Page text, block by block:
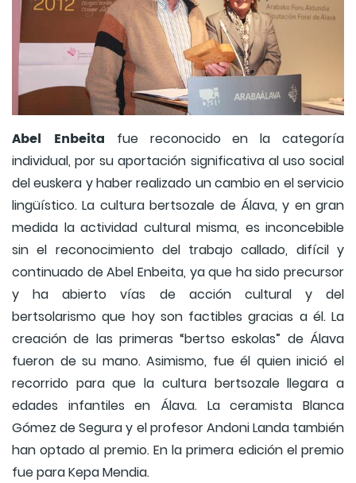
Abel Enbeita fue reconocido en la categoría
individual, por su aportación significativa al uso social
del euskera y haber realizado un cambio en el servicio
lingüístico. La cultura bertsozale de Álava, y en gran
medida la actividad cultural misma, es inconcebible
sin el reconocimiento del trabajo callado, difícil y
continuado de Abel Enbeita, ya que ha sido precursor
y ha abierto vías de acción cultural y del
bertsolarismo que hoy son factibles gracias a él. La
creación de las primeras “bertso eskolas” de Álava
fueron de su mano. Asimismo, fue él quien inició el
recorrido para que la cultura bertsozale llegara a
edades infantiles en Álava. La ceramista Blanca
Gómez de Segura y el profesor Andoni Landa también
han optado al premio. En la primera edición el premio
fue para Kepa Mendia.